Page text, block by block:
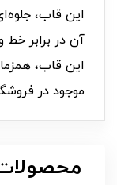
این قاب،
آن در برابر
این قاب،
موجود در